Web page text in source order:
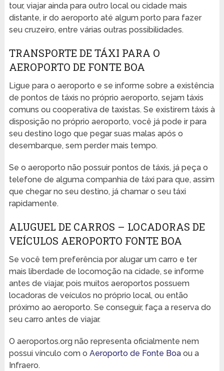
tour, viajar ainda para outro local ou cidade mais
distante, ir do aeroporto até algum porto para fazer
seu cruzeiro, entre várias outras possibilidades.
TRANSPORTE DE TÁXI PARA O
AEROPORTO DE FONTE BOA
Ligue para o aeroporto e se informe sobre a existência
de pontos de táxis no próprio aeroporto, sejam táxis
comuns ou cooperativa de taxistas. Se existirem táxis à
disposição no próprio aeroporto, você já pode ir para
seu destino logo que pegar suas malas após o
desembarque, sem perder mais tempo.
Se o aeroporto não possuir pontos de táxis, já peça o
telefone de alguma companhia de táxi para que, assim
que chegar no seu destino, já chamar o seu táxi
rapidamente.
ALUGUEL DE CARROS – LOCADORAS DE
VEÍCULOS AEROPORTO FONTE BOA
Se você tem preferência por alugar um carro e ter
mais liberdade de locomoção na cidade, se informe
antes de viajar, pois muitos aeroportos possuem
locadoras de veículos no próprio local, ou então
próximo ao aeroporto. Se conseguir, faça a reserva do
seu carro antes de viajar.
O aeroportos.org não representa oficialmente nem
possui vínculo com o Aeroporto de Fonte Boaou a
Infraero.